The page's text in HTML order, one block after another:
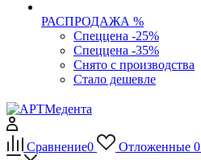
РАСПРОДАЖА %
Спеццена -25%
Спеццена -35%
Снято с производства
Стало дешевле
Сравнение0 Отложенные 0